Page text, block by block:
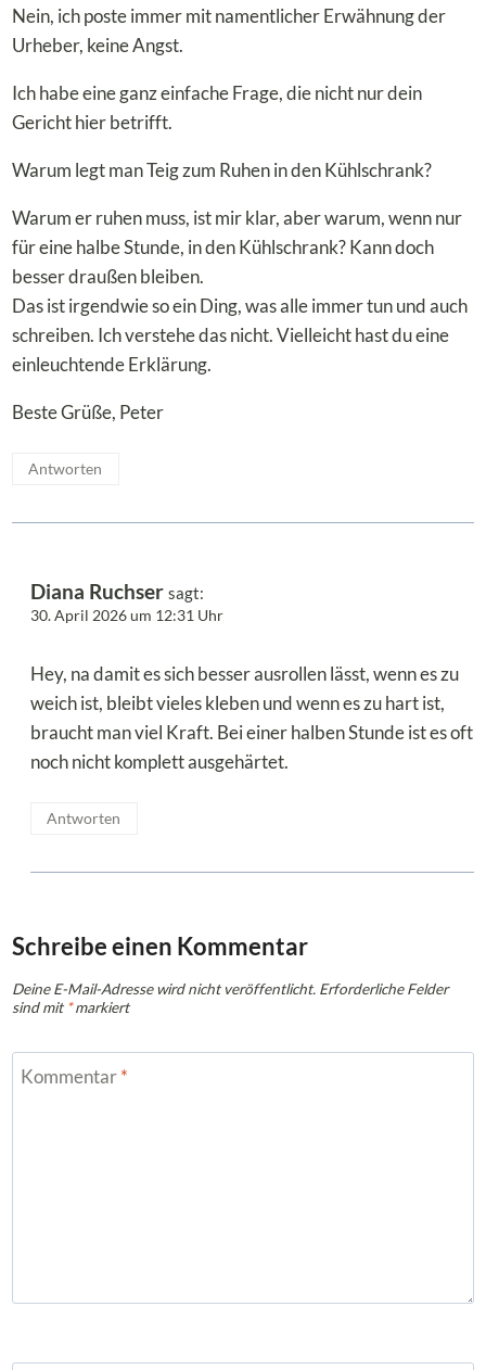
Nein, ich poste immer mit namentlicher Erwähnung der
Urheber, keine Angst.
Ich habe eine ganz einfache Frage, die nicht nur dein
Gericht hier betrifft.
Warum legt man Teig zum Ruhen in den Kühlschrank?
Warum er ruhen muss, ist mir klar, aber warum, wenn nur
für eine halbe Stunde, in den Kühlschrank? Kann doch
besser draußen bleiben.
Das ist irgendwie so ein Ding, was alle immer tun und auch
schreiben. Ich verstehe das nicht. Vielleicht hast du eine
einleuchtende Erklärung.
Beste Grüße, Peter
Antworten
Diana Ruchser sagt:
30. April 2026 um 12:31 Uhr
Hey, na damit es sich besser ausrollen lässt, wenn es zu
weich ist, bleibt vieles kleben und wenn es zu hart ist,
braucht man viel Kraft. Bei einer halben Stunde ist es oft
noch nicht komplett ausgehärtet.
Antworten
Schreibe einen Kommentar
Deine E-Mail-Adresse wird nicht veröffentlicht. Erforderliche Felder
sind mit*markiert
Kommentar*